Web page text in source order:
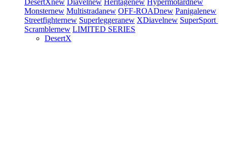
DesertXnew Diavelnew Heritagenew Hypermotardnew
Monsternew Multistradanew OFF-ROADnew Panigalenew
Streetfighternew Superleggeranew XDiavelnew SuperSport
Scramblernew LIMITED SERIES
DesertX